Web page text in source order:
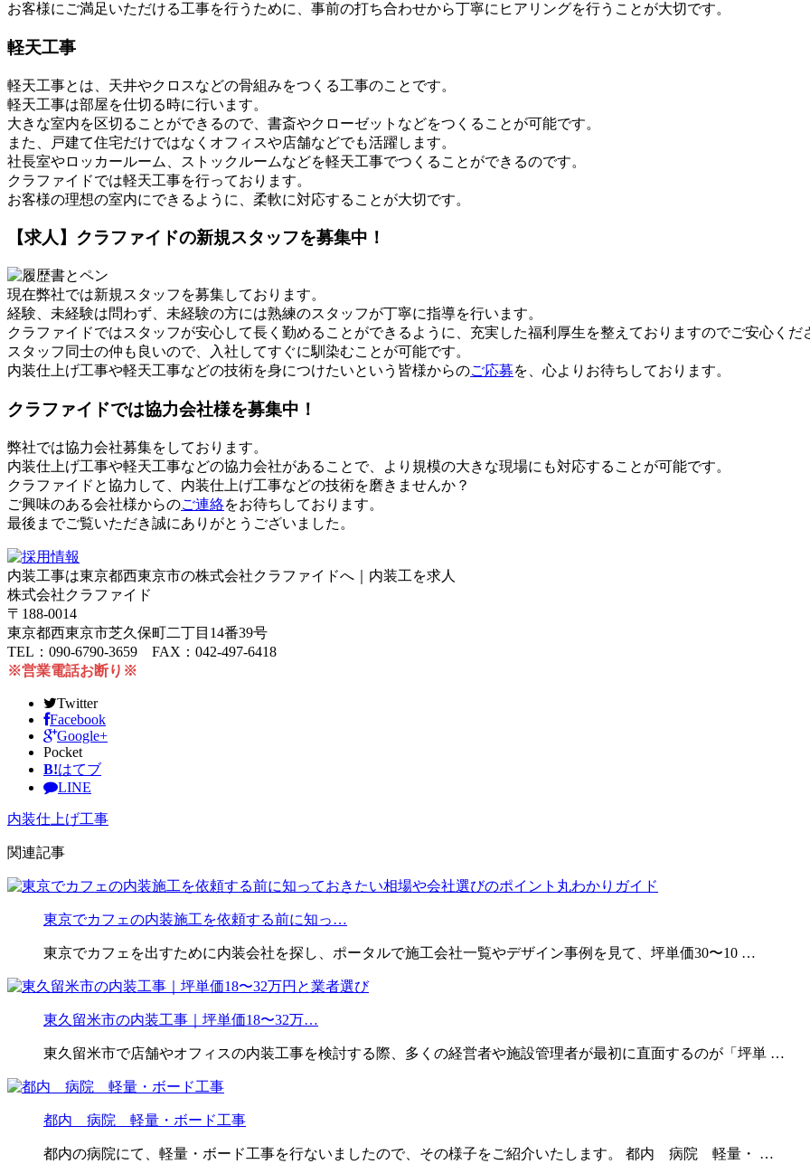
お客様にご満足いただける工事を行うために、事前の打ち合わせから丁寧にヒアリングを行うことが大切です。
軽天工事
軽天工事とは、天井やクロスなどの骨組みをつくる工事のことです。
軽天工事は部屋を仕切る時に行います。
大きな室内を区切ることができるので、書斎やクローゼットなどをつくることが可能です。
また、戸建て住宅だけではなくオフィスや店舗などでも活躍します。
社長室やロッカールーム、ストックルームなどを軽天工事でつくることができるのです。
クラファイドでは軽天工事を行っております。
お客様の理想の室内にできるように、柔軟に対応することが大切です。
【求人】クラファイドの新規スタッフを募集中！
現在弊社では新規スタッフを募集しております。
経験、未経験は問わず、未経験の方には熟練のスタッフが丁寧に指導を行います。
クラファイドではスタッフが安心して長く勤めることができるように、充実した福利厚生を整えておりますのでご安心くだ
スタッフ同士の仲も良いので、入社してすぐに馴染むことが可能です。
内装仕上げ工事や軽天工事などの技術を身につけたいという皆様からのご応募を、心よりお待ちしております。
クラファイドでは協力会社様を募集中！
弊社では協力会社募集をしております。
内装仕上げ工事や軽天工事などの協力会社があることで、より規模の大きな現場にも対応することが可能です。
クラファイドと協力して、内装仕上げ工事などの技術を磨きませんか？
ご興味のある会社様からのご連絡をお待ちしております。
最後までご覧いただき誠にありがとうございました。
内装工事は東京都西東京市の株式会社クラファイドへ｜内装工を求人
株式会社クラファイド
〒188-0014
東京都西東京市芝久保町二丁目14番39号
TEL：090-6790-3659 FAX：042-497-6418
※営業電話お断り※
Twitter
Facebook
Google+
Pocket
B!はてブ
LINE
内装仕上げ工事
関連記事
東京でカフェの内装施工を依頼する前に知っ…
東京でカフェを出すために内装会社を探し、ポータルで施工会社一覧やデザイン事例を見て、坪単価30〜10 …
東久留米市の内装工事｜坪単価18〜32万…
東久留米市で店舗やオフィスの内装工事を検討する際、多くの経営者や施設管理者が最初に直面するのが「坪単 …
都内 病院 軽量・ボード工事
都内の病院にて、軽量・ボード工事を行ないましたので、その様子をご紹介いたします。 都内 病院 軽量・ …